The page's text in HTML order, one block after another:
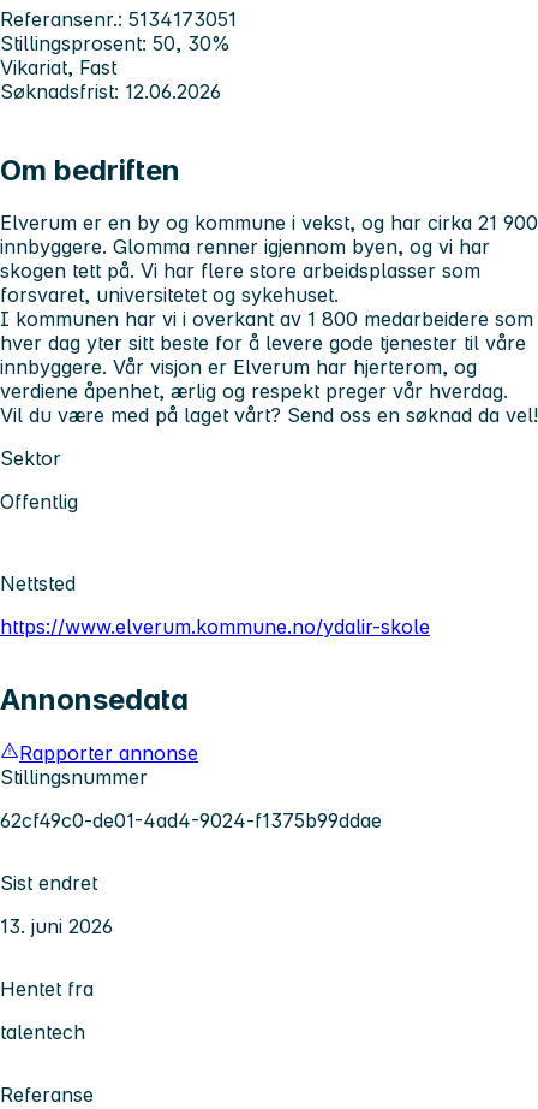
Referansenr.: 5134173051
Stillingsprosent: 50, 30%
Vikariat, Fast
Søknadsfrist: 12.06.2026
Om bedriften
Elverum er en by og kommune i vekst, og har cirka 21 900
innbyggere. Glomma renner igjennom byen, og vi har
skogen tett på. Vi har flere store arbeidsplasser som
forsvaret, universitetet og sykehuset.
I kommunen har vi i overkant av 1 800 medarbeidere som
hver dag yter sitt beste for å levere gode tjenester til våre
innbyggere. Vår visjon er Elverum har hjerterom, og
verdiene åpenhet, ærlig og respekt preger vår hverdag.
Vil du være med på laget vårt? Send oss en søknad da vel!
Sektor
Offentlig
Nettsted
https://www.elverum.kommune.no/ydalir-skole
Annonsedata
Rapporter annonse
Stillingsnummer
62cf49c0-de01-4ad4-9024-f1375b99ddae
Sist endret
13. juni 2026
Hentet fra
talentech
Referanse